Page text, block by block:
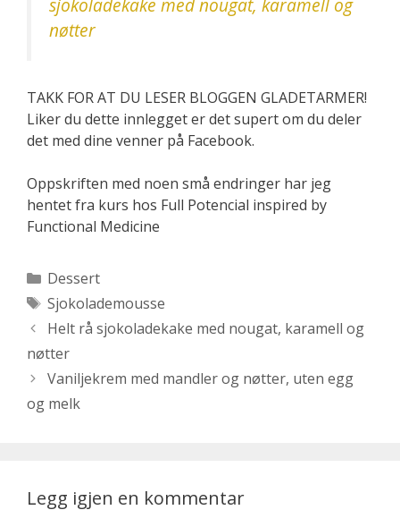
nøtter
TAKK FOR AT DU LESER BLOGGEN GLADETARMER!
Liker du dette innlegget er det supert om du deler
det med dine venner på Facebook.
Oppskriften med noen små endringer har jeg
hentet fra kurs hos Full Potencial inspired by
Functional Medicine
Kategorier
Dessert
Stikkord
Sjokolademousse
Helt rå sjokoladekake med nougat, karamell og
nøtter
Vaniljekrem med mandler og nøtter, uten egg
og melk
Legg igjen en kommentar